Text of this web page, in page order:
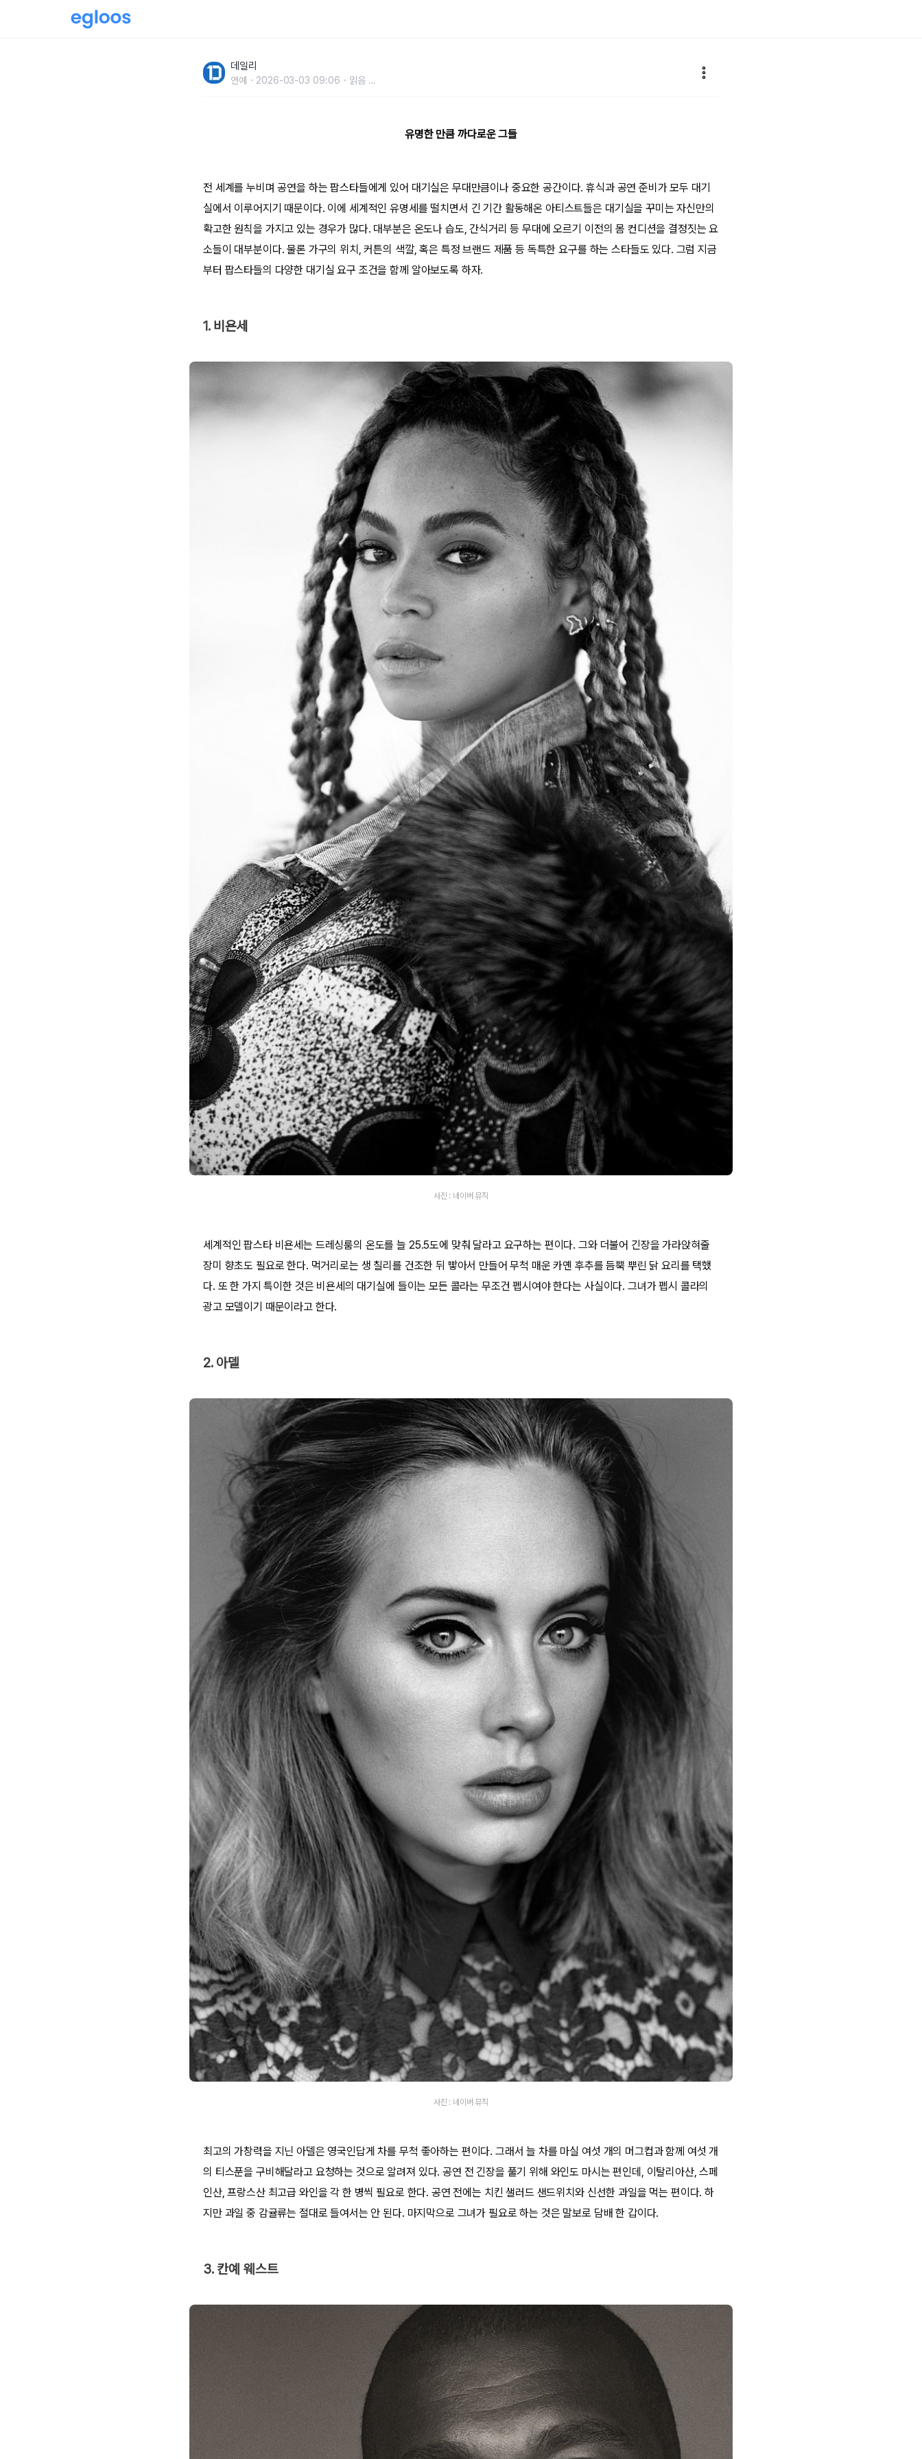
데일리
연예 2026-03-03 09:06 읽음 ...
유명한 만큼 까다로운 그들
전 세계를 누비며 공연을 하는 팝스타들에게 있어 대기실은 무대만큼이나 중요한 공간이다. 휴식과 공연 준비가 모두 대기
실에서 이루어지기 때문이다. 이에 세계적인 유명세를 떨치면서 긴 기간 활동해온 아티스트들은 대기실을 꾸미는 자신만의
확고한 원칙을 가지고 있는 경우가 많다. 대부분은 온도나 습도, 간식거리 등 무대에 오르기 이전의 몸 컨디션을 결정짓는 요
소들이 대부분이다. 물론 가구의 위치, 커튼의 색깔, 혹은 특정 브랜드 제품 등 독특한 요구를 하는 스타들도 있다. 그럼 지금
부터 팝스타들의 다양한 대기실 요구 조건을 함께 알아보도록 하자.
1. 비욘세
사진 : 네이버 뮤직
세계적인 팝스타 비욘세는 드레싱룸의 온도를 늘 25.5도에 맞춰 달라고 요구하는 편이다. 그와 더불어 긴장을 가라앉혀줄
장미 향초도 필요로 한다. 먹거리로는 생 칠리를 건조한 뒤 빻아서 만들어 무척 매운 카옌 후추를 듬뿍 뿌린 닭 요리를 택했
다. 또 한 가지 특이한 것은 비욘세의 대기실에 들이는 모든 콜라는 무조건 펩시여야 한다는 사실이다. 그녀가 펩시 콜라의
광고 모델이기 때문이라고 한다.
2. 아델
사진 : 네이버 뮤직
최고의 가창력을 지닌 아델은 영국인답게 차를 무척 좋아하는 편이다. 그래서 늘 차를 마실 여섯 개의 머그컵과 함께 여섯 개
의 티스푼을 구비해달라고 요청하는 것으로 알려져 있다. 공연 전 긴장을 풀기 위해 와인도 마시는 편인데, 이탈리아산, 스페
인산, 프랑스산 최고급 와인을 각 한 병씩 필요로 한다. 공연 전에는 치킨 샐러드 샌드위치와 신선한 과일을 먹는 편이다. 하
지만 과일 중 감귤류는 절대로 들여서는 안 된다. 마지막으로 그녀가 필요로 하는 것은 말보로 담배 한 갑이다.
3. 칸예 웨스트